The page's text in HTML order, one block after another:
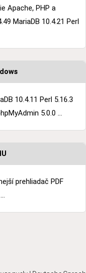
Apache, PHP a
MariaDB 10.4.21 Perl
10.4.11 Perl 5.16.3
5.0.0 ...
prehliadač PDF